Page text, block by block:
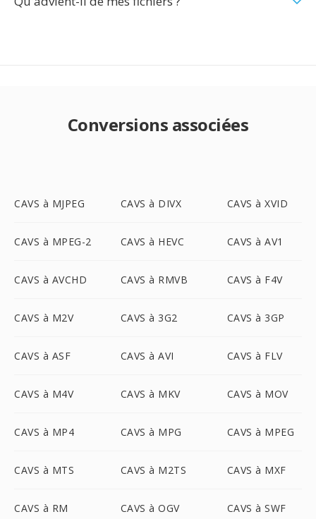
Conversions associées
CAVS à MJPEG CAVS à DIVX CAVS à XVID
CAVS à MPEG-2 CAVS à HEVC CAVS à AV1
CAVS à AVCHD CAVS à RMVB CAVS à F4V
CAVS à M2V CAVS à 3G2 CAVS à 3GP
CAVS à ASF CAVS à AVI CAVS à FLV
CAVS à M4V CAVS à MKV CAVS à MOV
CAVS à MP4 CAVS à MPG CAVS à MPEG
CAVS à MTS CAVS à M2TS CAVS à MXF
CAVS à RM CAVS à OGV CAVS à SWF